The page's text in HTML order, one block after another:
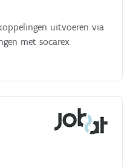
uitvoeren via
met socarex